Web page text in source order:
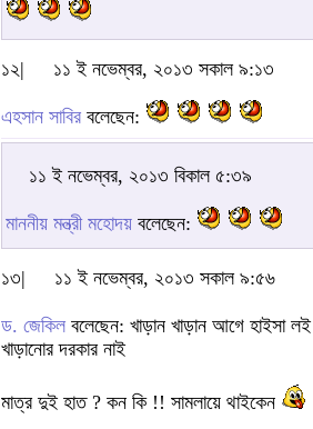
১২| ১১ ই নভেম্বর, ২০১৩ সকাল ৯:১৩
এহসান সাবির বলেছেন:
১১ ই নভেম্বর, ২০১৩ বিকাল ৫:৩৯
মাননীয় মন্ত্রী মহোদয় বলেছেন:
১৩| ১১ ই নভেম্বর, ২০১৩ সকাল ৯:৫৬
ড. জেকিল বলেছেন: খাড়ান খাড়ান আগে হাইসা লই
খাড়ানোর দরকার নাই
মাত্র দুই হাত ? কন কি !! সামলায়ে থাইকেন